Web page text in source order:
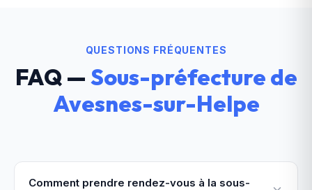
QUESTIONS FRÉQUENTES
FAQ — Sous-préfecture de
Avesnes-sur-Helpe
Comment prendre rendez-vous à la sous-